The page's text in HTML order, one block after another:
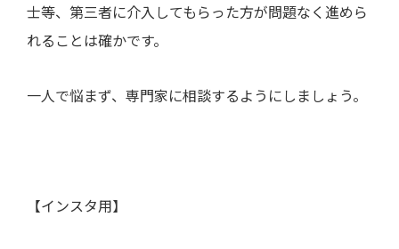
士等、第三者に介入してもらった方が問題なく進めら
れることは確かです。
一人で悩まず、専門家に相談するようにしましょう。
【インスタ用】